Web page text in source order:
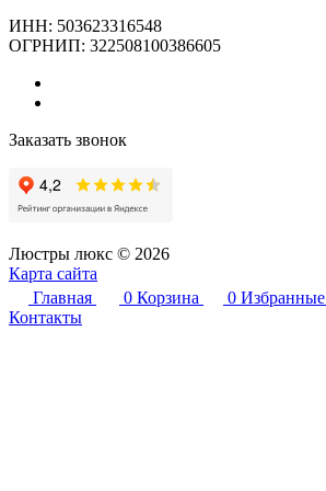
ИНН: 503623316548
ОГРНИП: 322508100386605
Заказать звонок
Люстры люкс © 2026
Карта сайта
Главная
0 Корзина 0 Избранные
Контакты